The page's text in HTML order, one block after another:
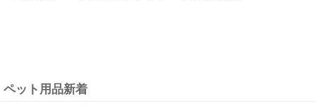
ペット用品新着